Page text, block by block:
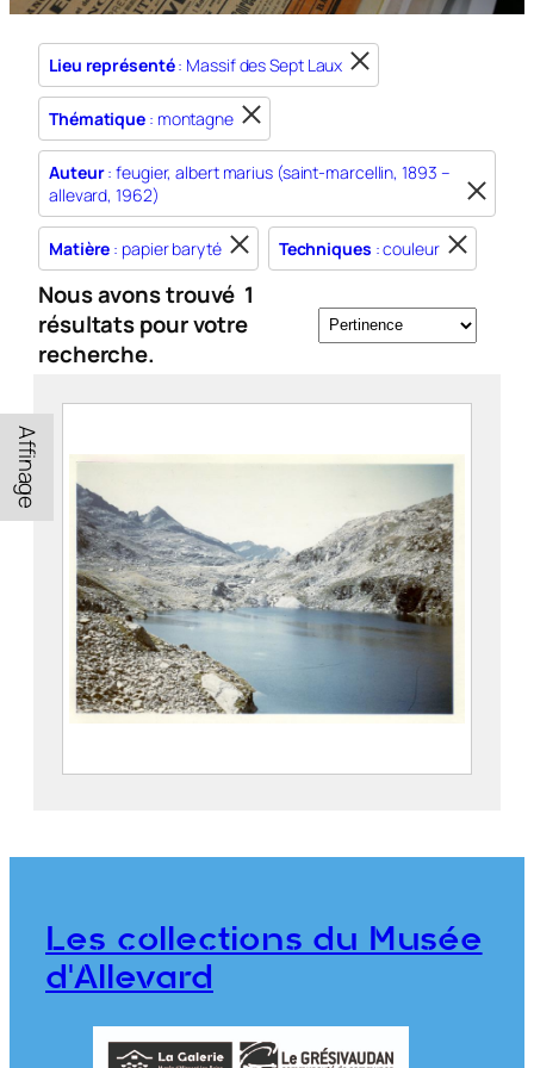
Lieu représenté: Massif des Sept Laux
Thématique : montagne
Auteur: feugier, albert marius (saint-marcellin, 1893 –
allevard, 1962)
Matière : papier baryté Techniques : couleur
Nous avons trouvé 1
résultats pour votre
recherche.
Affinage
Vue d’un lac des Sept Laux
Les collections du Musée
d'Allevard